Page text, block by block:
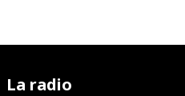
La radio